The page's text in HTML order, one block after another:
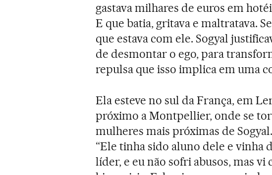
gastava milhares de euros em
E que batia, gritava e maltratava.
que estava com ele. Sogyal
de desmontar o ego, para
repulsa que isso implica em uma
Ela esteve no sul da França, em
próximo a Montpellier, onde se
mulheres mais próximas de
“Ele tinha sido aluno dele e vinha
líder, e eu não sofri abusos, mas vi